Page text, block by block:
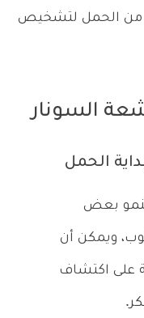
من الحمل لتشخيص
السونار
الحمل
تنمو بعض
ويمكن أن
على اكتشاف